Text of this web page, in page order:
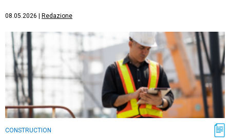
08.05.2026 Redazione
CONSTRUCTION